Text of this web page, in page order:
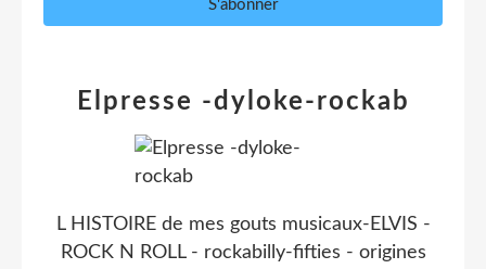
Elpresse -dyloke-rockab
L HISTOIRE de mes gouts musicaux-ELVIS -
ROCK N ROLL - rockabilly-fifties - origines